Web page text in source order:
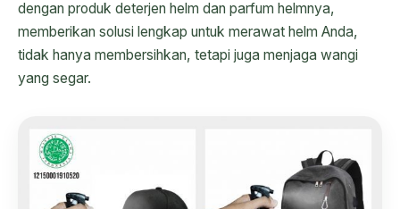
dengan produk deterjen helm dan parfum helmnya,
memberikan solusi lengkap untuk merawat helm Anda,
tidak hanya membersihkan, tetapi juga menjaga wangi
yang segar.